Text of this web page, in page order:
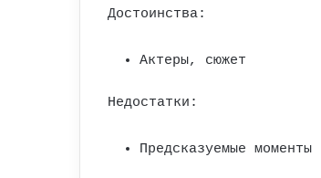
Достоинства:
Актеры, сюжет
Недостатки:
Предсказуемые моменты